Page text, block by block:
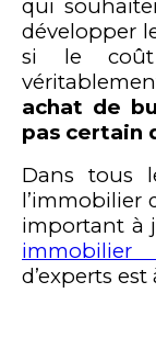
qui
développer
si le coût
achat de
pas certain
Dans tous
l’immobilier
important à
immobilier
d’experts